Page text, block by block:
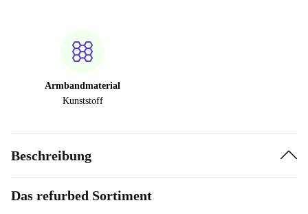
Armbandmaterial
Kunststoff
Beschreibung
Das refurbed Sortiment